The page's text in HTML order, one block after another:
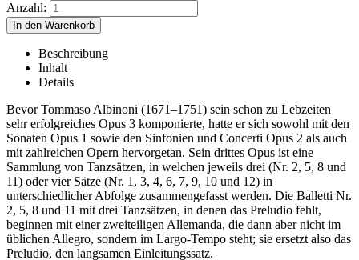
Anzahl:
Beschreibung
Inhalt
Details
Bevor Tommaso Albinoni (1671–1751) sein schon zu Lebzeiten
sehr erfolgreiches Opus 3 komponierte, hatte er sich sowohl mit den
Sonaten Opus 1 sowie den Sinfonien und Concerti Opus 2 als auch
mit zahlreichen Opern hervorgetan. Sein drittes Opus ist eine
Sammlung von Tanzsätzen, in welchen jeweils drei (Nr. 2, 5, 8 und
11) oder vier Sätze (Nr. 1, 3, 4, 6, 7, 9, 10 und 12) in
unterschiedlicher Abfolge zusammengefasst werden. Die Balletti Nr.
2, 5, 8 und 11 mit drei Tanzsätzen, in denen das Preludio fehlt,
beginnen mit einer zweiteiligen Allemanda, die dann aber nicht im
üblichen Allegro, sondern im Largo-Tempo steht; sie ersetzt also das
Preludio, den langsamen Einleitungssatz.